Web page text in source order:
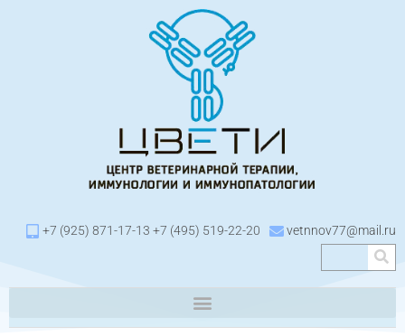
+7 (925) 871-17-13 +7 (495) 519-22-20 vetnnov77@mail.ru